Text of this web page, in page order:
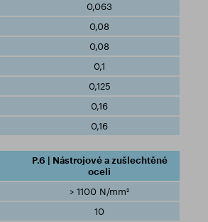
0,063
0,08
0,08
0,1
0,125
0,16
0,16
P.6 | Nástrojové a zušlechtěné
oceli
> 1100 N/mm²
10